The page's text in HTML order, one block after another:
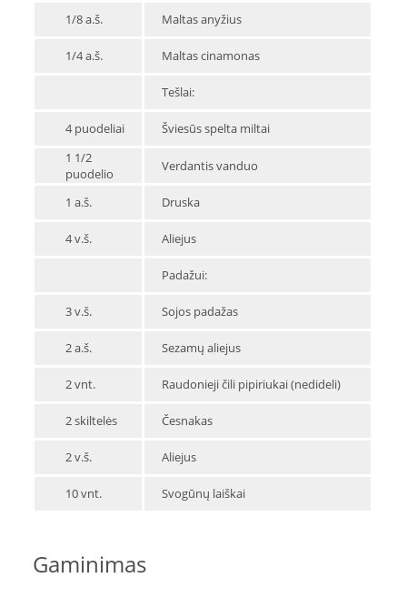
1/8 a.š.
Maltas anyžius
1/4 a.š. Maltas cinamonas
Tešlai:
4 puodeliai
Šviesūs spelta miltai
1 1/2
puodelio
Verdantis vanduo
1 a.š. Druska
4 v.š. Aliejus
Padažui:
3 v.š. Sojos padažas
2 a.š. Sezamų aliejus
2 vnt. Raudonieji čili pipiriukai (nedideli)
2 skiltelės Česnakas
2 v.š. Aliejus
10 vnt. Svogūnų laiškai
Gaminimas